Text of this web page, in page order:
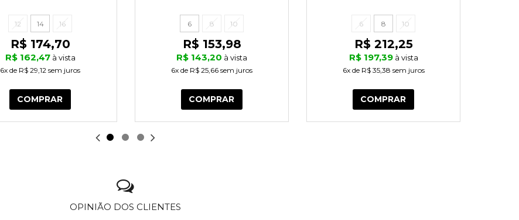
12 14 16
R$ 174,70
R$ 162,47 à vista
6x de R$ 29,12 sem juros
COMPRAR
6 8 10
R$ 153,98
R$ 143,20 à vista
6x de R$ 25,66 sem juros
COMPRAR
6 8 10
R$ 212,25
R$ 197,39 à vista
6xde R$ 35,38 sem juros
COMPRAR
OPINIÃO DOS CLIENTES